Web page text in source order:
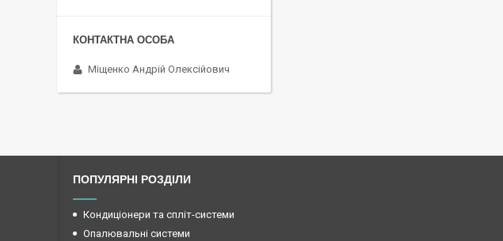
Міщенко Андрій Олексійович
ПОПУЛЯРНІ РОЗДІЛИ
Кондиціонери та спліт-системи
Опалювальні системи